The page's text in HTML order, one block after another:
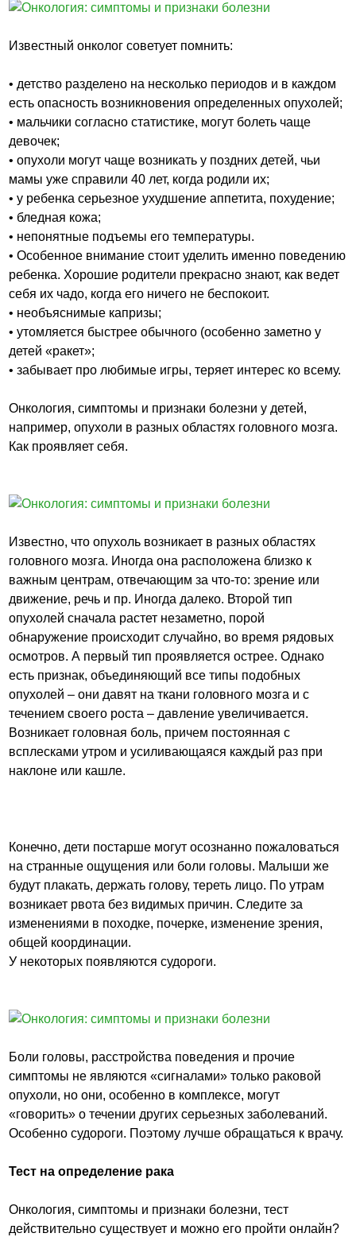
Известный онколог советует помнить:
• детство разделено на несколько периодов и в каждом
есть опасность возникновения определенных опухолей;
• мальчики согласно статистике, могут болеть чаще
девочек;
• опухоли могут чаще возникать у поздних детей, чьи
мамы уже справили 40 лет, когда родили их;
• у ребенка серьезное ухудшение аппетита, похудение;
• бледная кожа;
• непонятные подъемы его температуры.
• Особенное внимание стоит уделить именно поведению
ребенка. Хорошие родители прекрасно знают, как ведет
себя их чадо, когда его ничего не беспокоит.
• необъяснимые капризы;
• утомляется быстрее обычного (особенно заметно у
детей «ракет»;
• забывает про любимые игры, теряет интерес ко всему.
Онкология, симптомы и признаки болезни у детей,
например, опухоли в разных областях головного мозга.
Как проявляет себя.
Известно, что опухоль возникает в разных областях
головного мозга. Иногда она расположена близко к
важным центрам, отвечающим за что-то: зрение или
движение, речь и пр. Иногда далеко. Второй тип
опухолей сначала растет незаметно, порой
обнаружение происходит случайно, во время рядовых
осмотров. А первый тип проявляется острее. Однако
есть признак, объединяющий все типы подобных
опухолей – они давят на ткани головного мозга и с
течением своего роста – давление увеличивается.
Возникает головная боль, причем постоянная с
всплесками утром и усиливающаяся каждый раз при
наклоне или кашле.
Конечно, дети постарше могут осознанно пожаловаться
на странные ощущения или боли головы. Малыши же
будут плакать, держать голову, тереть лицо. По утрам
возникает рвота без видимых причин. Следите за
изменениями в походке, почерке, изменение зрения,
общей координации.
У некоторых появляются судороги.
Боли головы, расстройства поведения и прочие
симптомы не являются «сигналами» только раковой
опухоли, но они, особенно в комплексе, могут
«говорить» о течении других серьезных заболеваний.
Особенно судороги. Поэтому лучше обращаться к врачу.
Тест на определение рака
Онкология, симптомы и признаки болезни, тест
действительно существует и можно его пройти онлайн?